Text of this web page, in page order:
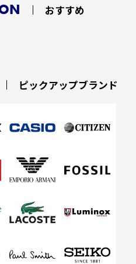
おすすめ
ピックアップブランド